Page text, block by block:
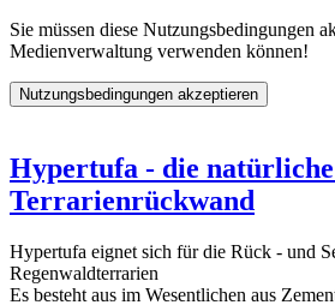
Sie müssen diese Nutzungsbedingungen
Medienverwaltung verwenden können!
Hypertufa - die
Terrarienrückwand
Hypertufa eignet sich für die Rück - und
Regenwaldterrarien
Es besteht aus im Wesentlichen aus